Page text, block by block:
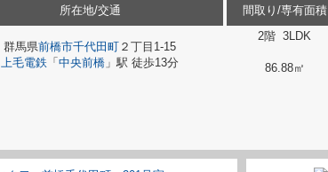
所在地/交通
群馬県前橋市千代田町 ２丁目1-15
上毛電鉄 「 中央前橋 」駅 徒歩13分
間取り/専有面積
2階 3LDK
86.88㎡